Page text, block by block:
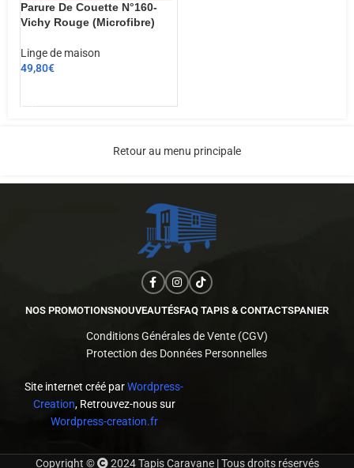
Parure De Couette N°160-
Vichy Rouge (Microfibre)
Linge de maison
49,80€
Retour au menu principale
NOS PROMOTIONSNOUVEAUTÉSFAQ TAPIS & CONTACTSPANIER
Conditions Générales de Vente (CGV)
Protection des Données Personnelles
Site internet créé parWordpress-
Creation, Retrouvez-nous sur
Wordpress-creation.fr
Copyright © 2024 Tapis Caravane | Tous droits réservés